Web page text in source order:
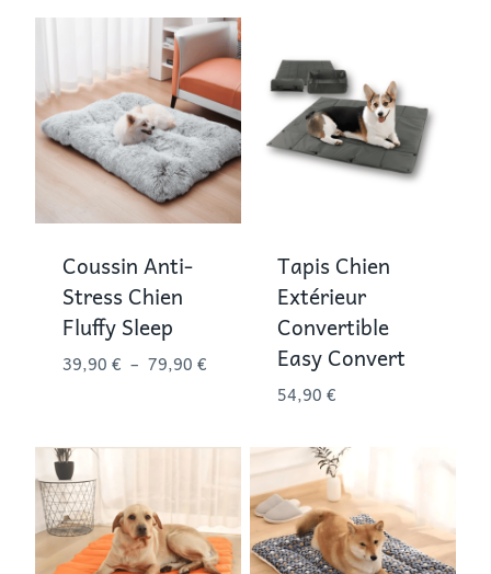
Coussin Anti-
Stress Chien
Fluffy Sleep
39,90 € – 79,90 €Plage
39,90 €
79,90 €
Tapis Chien
Extérieur
Convertible
Easy Convert
54,90 €